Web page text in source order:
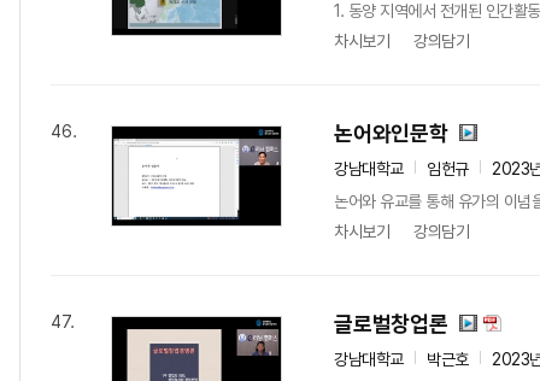
1. 동양 지역에서 전개된 인간활
차시보기
강의담기
46. 논어와인문학
강남대학교 임헌규
2023
논어와 유교를 통해 유가의 이념
차시보기
강의담기
47. 글로벌창업론
강남대학교 박근호
2023